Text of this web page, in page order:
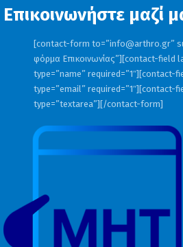
Επικοινωνήστε μαζί
[contact-form to=”info@arthro.gr”
φόρμα Επικοινωνίας”][contact-field
type=”name” required=”1″][contact-
type=”email” required=”1″][contact-
type=”textarea”][/contact-form]